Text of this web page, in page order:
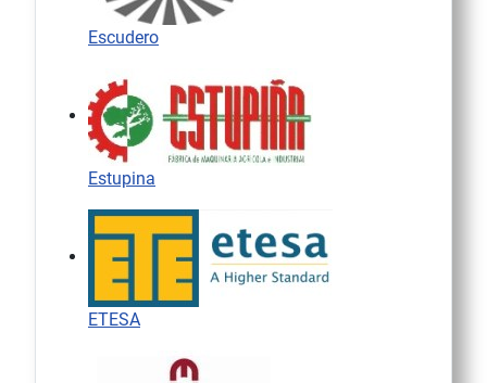
Escudero
Estupina
ETESA